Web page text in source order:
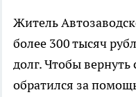
Житель
более 300 тысяч
долг. Чтобы
обратился за